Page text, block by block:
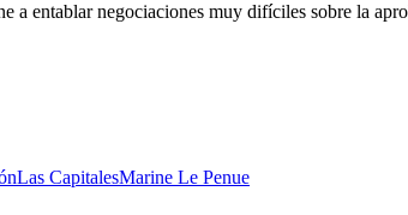
a entablar negociaciones muy difíciles sobre la
Las CapitalesMarine Le Penue